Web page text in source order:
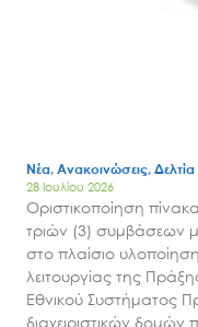
Search
for:
Νέα, Ανακοινώσεις,
28 Ιουλίου 2026
Οριστικοποίηση
τριών (3) συμβάσεων
στο πλαίσιο
λειτουργίας της
Εθνικού Συστήματος
διαχειριστικών